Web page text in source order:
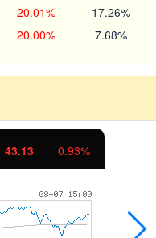
20.01% 17.26%
20.00% 7.68%
43.13 0.93%